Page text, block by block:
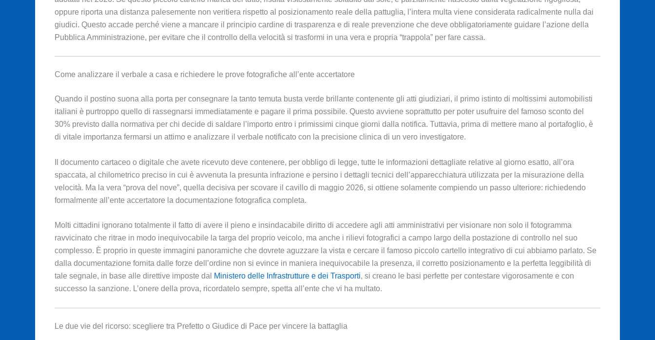
oppure riporta una distanza palesemente non veritiera rispetto al posizionamento reale della pattuglia, l’intera multa viene considerata radicalmente nulla dai
giudici. Questo accade perché viene a mancare il principio cardine di trasparenza e di reale prevenzione che deve obbligatoriamente guidare l’azione della
Pubblica Amministrazione, per evitare che il controllo della velocità si trasformi in una vera e propria “trappola” per fare cassa.
Come analizzare il verbale a casa e richiedere le prove fotografiche all’ente accertatore
Quando il postino suona alla porta per consegnare la tanto temuta busta verde brillante contenente gli atti giudiziari, il primo istinto di moltissimi automobilisti
italiani è purtroppo quello di rassegnarsi immediatamente e pagare il prima possibile. Questo avviene soprattutto per poter usufruire del famoso sconto del
30% previsto dalla normativa per chi decide di saldare l’importo entro i primissimi cinque giorni dalla notifica. Tuttavia, prima di mettere mano al portafoglio, è
di vitale importanza fermarsi un attimo e analizzare il verbale notificato con la precisione clinica di un vero investigatore.
Il documento cartaceo o digitale che avete ricevuto deve contenere, per obbligo di legge, tutte le informazioni dettagliate relative al giorno esatto, all’ora
spaccata, al chilometrico preciso in cui è avvenuta la presunta infrazione e persino i dettagli tecnici dell’apparecchiatura utilizzata per la misurazione della
velocità. Ma la vera “prova del nove”, quella decisiva per scovare il cavillo di maggio 2026, si ottiene solamente compiendo un passo ulteriore: richiedendo
formalmente all’ente accertatore la documentazione fotografica completa.
Molti cittadini ignorano totalmente il fatto di avere il pieno e insindacabile diritto di accedere agli atti amministrativi per visionare non solo il fotogramma
ravvicinato che ritrae in modo inequivocabile la targa del proprio veicolo, ma anche i rilievi fotografici a campo largo della postazione di controllo nel suo
complesso. È proprio in queste immagini panoramiche che dovrete aguzzare la vista e cercare il famoso piccolo cartello integrativo di cui abbiamo parlato. Se
dalla documentazione fornita dalle forze dell’ordine non si evince in maniera inequivocabile la presenza, il corretto posizionamento e la perfetta leggibilità di
tale segnale, in base alle direttive imposte dal Ministero delle Infrastrutture e dei Trasporti, si creano le basi perfette per contestare vigorosamente e con
successo la sanzione. L’onere della prova, ricordatelo sempre, spetta all’ente che vi ha multato.
Le due vie del ricorso: scegliere tra Prefetto o Giudice di Pace per vincere la battaglia